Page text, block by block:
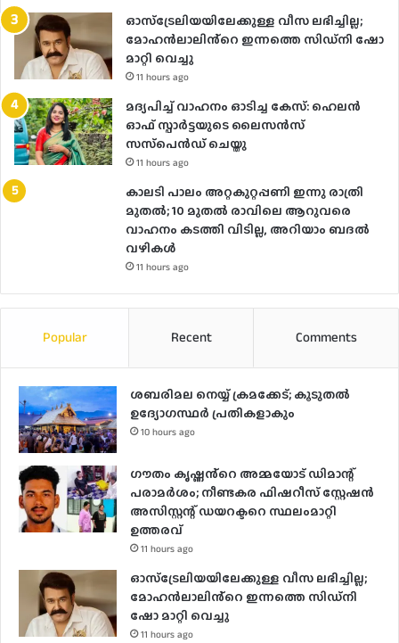
ഓസ്‌ട്രേലിയയിലേക്കുള്ള വീസ ലഭിച്ചില്ല;
മോഹൻലാലിൻ്റെ ഇന്നത്തെ സിഡ്നി ഷോ
മാറ്റി വെച്ചു
11 hours ago
മദ്യപിച്ച് വാഹനം ഓടിച്ച കേസ്: ഹെലന്‍
ഓഫ് സ്പാര്‍ട്ടയുടെ ലൈസന്‍സ്
സസ്‌പെന്‍ഡ് ചെയ്തു
11 hours ago
കാലടി പാലം അറ്റകുറ്റപ്പണി ഇന്നു രാത്രി
മുതല്‍; 10 മുതല്‍ രാവിലെ ആറുവരെ
വാഹനം കടത്തി വിടില്ല, അറിയാം ബദൽ
വഴികൾ
11 hours ago
Popular Recent Comments
ശബരിമല നെയ്യ് ക്രമക്കേട്; കൂടുതൽ
ഉദ്യോഗസ്ഥർ പ്രതികളാകും
10 hours ago
ഗൗതം കൃഷ്ണൻ്റെ അമ്മയോട് ഡിമാന്റ്
പരാമർ‌ശം; നീണ്ടകര ഫിഷറീസ് സ്റ്റേഷൻ
അസിസ്റ്റന്റ് ഡയറക്ടറെ സ്ഥലംമാറ്റി
ഉത്തരവ്
11 hours ago
ഓസ്‌ട്രേലിയയിലേക്കുള്ള വീസ ലഭിച്ചില്ല;
മോഹൻലാലിൻ്റെ ഇന്നത്തെ സിഡ്നി
ഷോ മാറ്റി വെച്ചു
11 hours ago